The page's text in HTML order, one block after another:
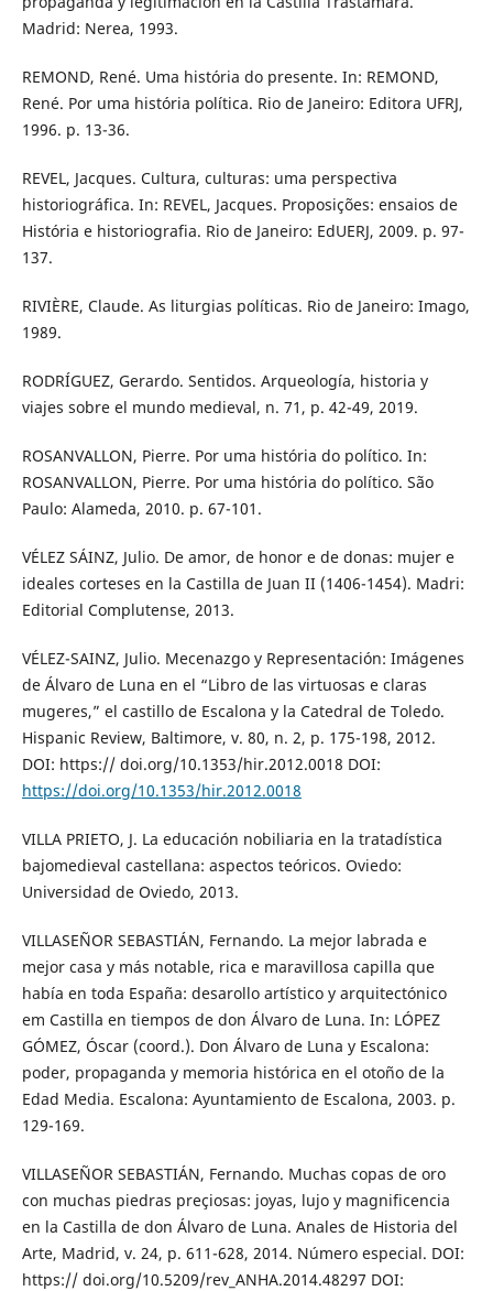
Madrid: Nerea, 1993.
REMOND, René. Uma história do presente. In: REMOND,
René. Por uma história política. Rio de Janeiro: Editora UFRJ,
1996. p. 13-36.
REVEL, Jacques. Cultura, culturas: uma perspectiva
historiográfica. In: REVEL, Jacques. Proposições: ensaios de
História e historiografia. Rio de Janeiro: EdUERJ, 2009. p. 97-
137.
RIVIÈRE, Claude. As liturgias políticas. Rio de Janeiro: Imago,
1989.
RODRÍGUEZ, Gerardo. Sentidos. Arqueología, historia y
viajes sobre el mundo medieval, n. 71, p. 42-49, 2019.
ROSANVALLON, Pierre. Por uma história do político. In:
ROSANVALLON, Pierre. Por uma história do político. São
Paulo: Alameda, 2010. p. 67-101.
VÉLEZ SÁINZ, Julio. De amor, de honor e de donas: mujer e
ideales corteses en la Castilla de Juan II (1406-1454). Madri:
Editorial Complutense, 2013.
VÉLEZ-SAINZ, Julio. Mecenazgo y Representación: Imágenes
de Álvaro de Luna en el “Libro de las virtuosas e claras
mugeres,” el castillo de Escalona y la Catedral de Toledo.
Hispanic Review, Baltimore, v. 80, n. 2, p. 175-198, 2012.
DOI: https:// doi.org/10.1353/hir.2012.0018 DOI:
https://doi.org/10.1353/hir.2012.0018
VILLA PRIETO, J. La educación nobiliaria en la tratadística
bajomedieval castellana: aspectos teóricos. Oviedo:
Universidad de Oviedo, 2013.
VILLASEÑOR SEBASTIÁN, Fernando. La mejor labrada e
mejor casa y más notable, rica e maravillosa capilla que
había en toda España: desarollo artístico y arquitectónico
em Castilla en tiempos de don Álvaro de Luna. In: LÓPEZ
GÓMEZ, Óscar (coord.). Don Álvaro de Luna y Escalona:
poder, propaganda y memoria histórica en el otoño de la
Edad Media. Escalona: Ayuntamiento de Escalona, 2003. p.
129-169.
VILLASEÑOR SEBASTIÁN, Fernando. Muchas copas de oro
con muchas piedras preçiosas: joyas, lujo y magnificencia
en la Castilla de don Álvaro de Luna. Anales de Historia del
Arte, Madrid, v. 24, p. 611-628, 2014. Número especial. DOI:
https:// doi.org/10.5209/rev_ANHA.2014.48297 DOI: